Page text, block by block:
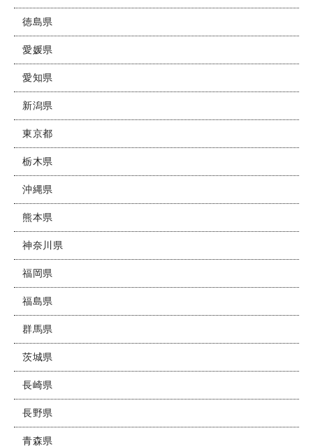
徳島県
愛媛県
愛知県
新潟県
東京都
栃木県
沖縄県
熊本県
神奈川県
福岡県
福島県
群馬県
茨城県
長崎県
長野県
青森県